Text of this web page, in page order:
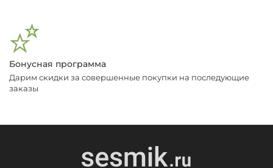
Бонусная программа
Дарим скидки за совершенные покупки на последующие
заказы